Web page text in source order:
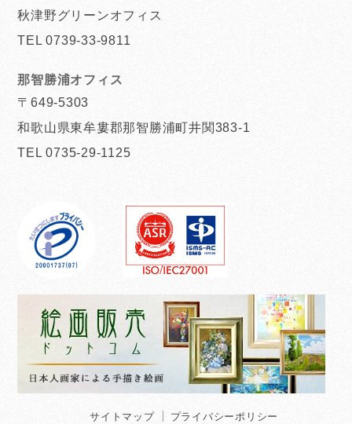
秋津野グリーンオフィス
TEL 0739-33-9811
那智勝浦オフィス
〒649-5303
和歌山県東牟婁郡那智勝浦町井関383-1
TEL 0735-29-1125
サイトマップ プライバシーポリシー